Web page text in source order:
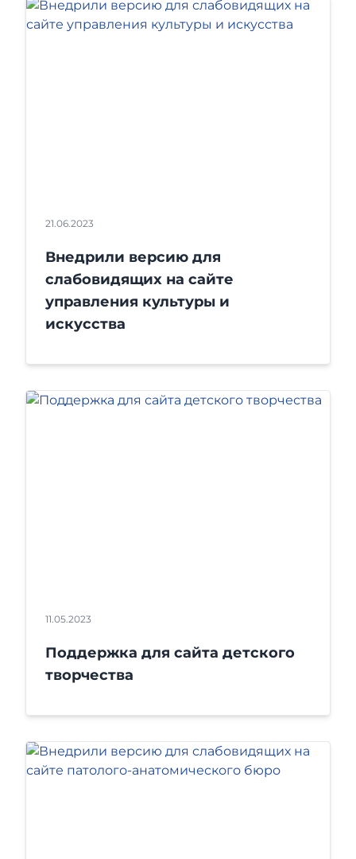
21.06.2023
Внедрили версию для
слабовидящих на сайте
управления культуры и
искусства
11.05.2023
Поддержка для сайта детского
творчества